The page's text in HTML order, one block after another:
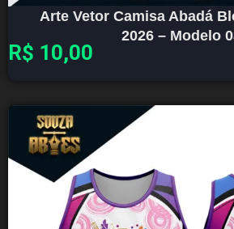
Arte Vetor Camisa Abadá
2026 – Modelo
R$ 10,00